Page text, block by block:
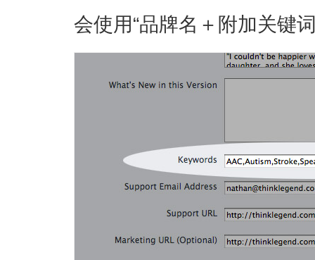
会使用“品牌名＋附加关键